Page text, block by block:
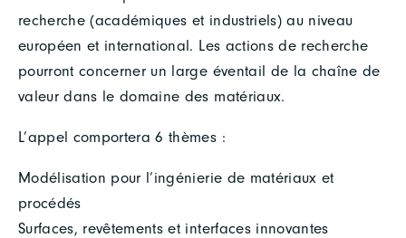
recherche (académiques et industriels) au niveau
européen et international. Les actions de recherche
pourront concerner un large éventail de la chaîne de
valeur dans le domaine des matériaux.
L’appel comportera 6 thèmes :
Modélisation pour l’ingénierie de matériaux et
procédés
Surfaces, revêtements et interfaces innovantes